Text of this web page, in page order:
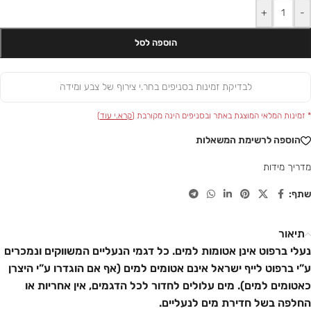
-
+
הוספה לסל
לבדיקת זמינות בסניפים בחר.י צירוף של צבע ומידה
* זמינות המלאי המוצגת באתר ובסניפים הינה מקורבת (קרא.י עוד)
הוספה לרשימת המשאלות
מדריך מידות
שתף:
תיאור
נעלי ברפוט אינן אטומות למים. כל דגמי הנעליים המשווקים ונמכרים
ע”י ברפוט לייף ישראל אינם אטומים למים (אף אם הוגדרו ע”י היצרן
כאטומים למים). מים עלולים לחדור לכל הדגמים, אין אחריות או
החלפה בשל חדירת מים לנעליים.